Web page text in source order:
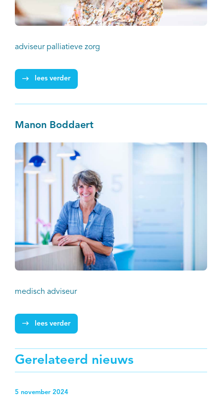
adviseur palliatieve zorg
lees verder
Manon Boddaert
medisch adviseur
lees verder
Gerelateerd nieuws
5 november 2024